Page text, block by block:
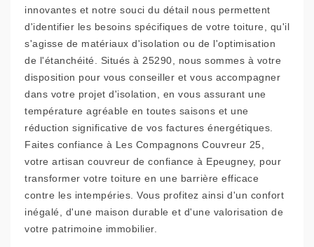
innovantes et notre souci du détail nous permettent
d'identifier les besoins spécifiques de votre toiture, qu'il
s'agisse de matériaux d'isolation ou de l'optimisation
de l'étanchéité. Situés à 25290, nous sommes à votre
disposition pour vous conseiller et vous accompagner
dans votre projet d'isolation, en vous assurant une
température agréable en toutes saisons et une
réduction significative de vos factures énergétiques.
Faites confiance à Les Compagnons Couvreur 25,
votre artisan couvreur de confiance à Epeugney, pour
transformer votre toiture en une barrière efficace
contre les intempéries. Vous profitez ainsi d'un confort
inégalé, d'une maison durable et d'une valorisation de
votre patrimoine immobilier.